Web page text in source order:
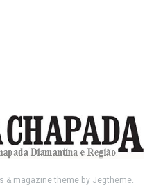
& magazine theme by Jegtheme.